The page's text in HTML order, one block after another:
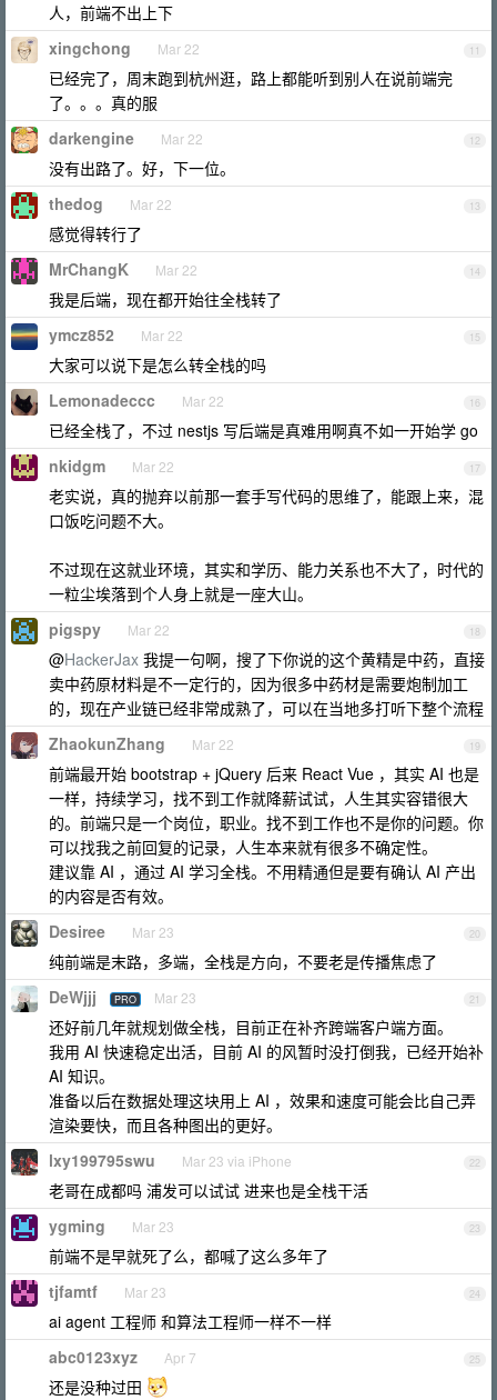
人，前端不出上下
11
xingchong Mar 22
已经完了，周末跑到杭州逛，路上都能听到别人在说前端完
了。。。真的服
12
darkengine Mar 22
没有出路了。好，下一位。
13
thedog Mar 22
感觉得转行了
14
MrChangK Mar 22
我是后端，现在都开始往全栈转了
15
ymcz852 Mar 22
大家可以说下是怎么转全栈的吗
16
Lemonadeccc Mar 22
已经全栈了，不过 nestjs 写后端是真难用啊真不如一开始学 go
17
nkidgm Mar 22
老实说，真的抛弃以前那一套手写代码的思维了，能跟上来，混
口饭吃问题不大。
不过现在这就业环境，其实和学历、能力关系也不大了，时代的
一粒尘埃落到个人身上就是一座大山。
18
pigspy Mar 22
@HackerJax 我提一句啊，搜了下你说的这个黄精是中药，直接
卖中药原材料是不一定行的，因为很多中药材是需要炮制加工
的，现在产业链已经非常成熟了，可以在当地多打听下整个流程
19
ZhaokunZhang Mar 22
前端最开始 bootstrap + jQuery 后来 React Vue ，其实 AI 也是
一样，持续学习，找不到工作就降薪试试，人生其实容错很大
的。前端只是一个岗位，职业。找不到工作也不是你的问题。你
可以找我之前回复的记录，人生本来就有很多不确定性。
建议靠 AI ，通过 AI 学习全栈。不用精通但是要有确认 AI 产出
的内容是否有效。
20
Desiree Mar 23
纯前端是末路，多端，全栈是方向，不要老是传播焦虑了
21
DeWjjj PRO Mar 23
还好前几年就规划做全栈，目前正在补齐跨端客户端方面。
我用 AI 快速稳定出活，目前 AI 的风暂时没打倒我，已经开始补
AI 知识。
准备以后在数据处理这块用上 AI ，效果和速度可能会比自己弄
渲染要快，而且各种图出的更好。
22
lxy199795swu Mar 23 via iPhone
老哥在成都吗 浦发可以试试 进来也是全栈干活
23
ygming Mar 23
前端不是早就死了么，都喊了这么多年了
24
tjfamtf Mar 23
ai agent 工程师 和算法工程师一样不一样
25
abc0123xyz Apr 7
还是没种过田